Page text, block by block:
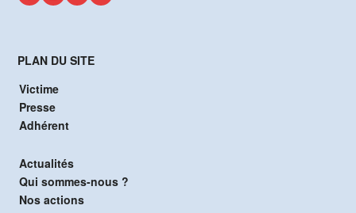
PLAN DU SITE
Victime
Presse
Adhérent
Actualités
Qui sommes-nous ?
Nos actions